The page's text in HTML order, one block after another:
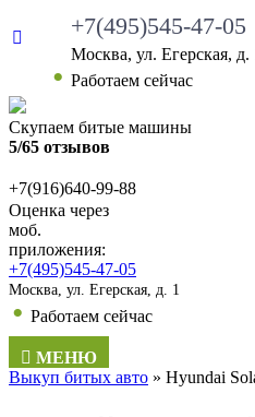
+7(495)545-47-05
Москва, ул. Егерская, д.
Работаем сейчас
Скупаем битые машины
5/65 отзывов
+7(916)640-99-88
Оценка через
моб.
приложения:
+7(495)545-47-05
Москва, ул. Егерская, д. 1
Работаем сейчас
МЕНЮ
Выкуп битых авто » Hyundai